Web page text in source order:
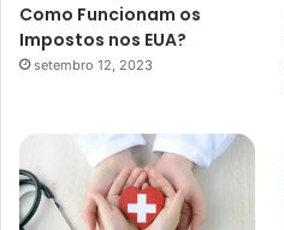
Como Funcionam os
Impostos nos EUA?
setembro 12, 2023